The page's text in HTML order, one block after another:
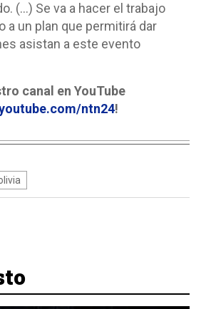
(…) Se va a hacer el trabajo
a un plan que permitirá dar
asistan a este evento
canal en YouTube
ntn24!